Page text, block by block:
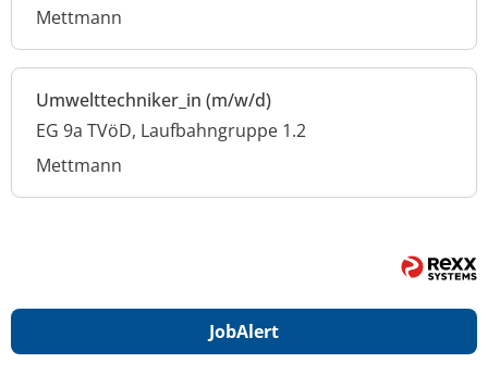
Mettmann
Umwelttechniker_in (m/w/d)
EG 9a TVöD, Laufbahngruppe 1.2
Mettmann
JobAlert